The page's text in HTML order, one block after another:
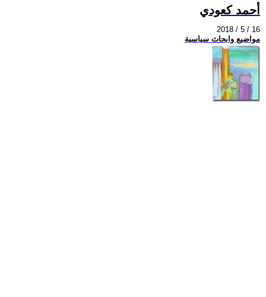
أحمد كعودي
2018 / 5 / 16
مواضيع وابحاث سياسية